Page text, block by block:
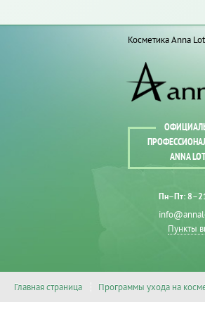
Косметика Anna
ANNA
Пн–Пт:
Пункты
Главная страница Программы ухода на